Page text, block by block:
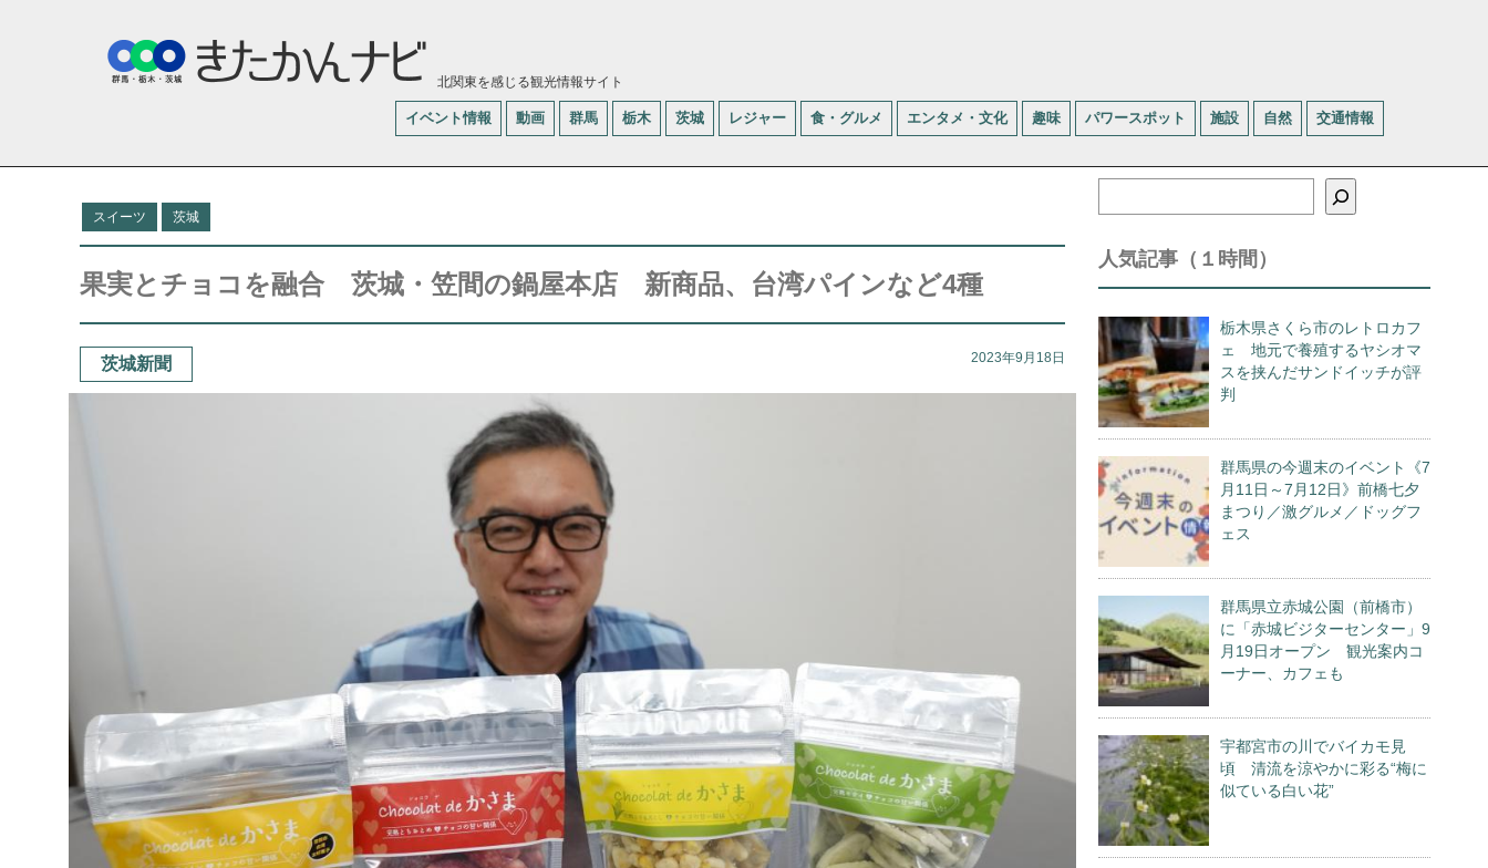
北関東を感じる観光情報サイト
イベント情報 動画 群馬 栃木 茨城 レジャー 食・グルメ エンタメ・文化 趣味 パワースポット 施設 自然 交通情報
スイーツ 茨城
果実とチョコを融合 茨城・笠間の鍋屋本店 新商品、台湾パインなど4種
茨城新聞 2023年9月18日
索
人気記事（１時間）
栃木県さくら市のレトロカフ
ェ 地元で養殖するヤシオマ
スを挟んだサンドイッチが評
判
群馬県の今週末のイベント《7
月11日～7月12日》前橋七夕
まつり／激グルメ／ドッグフ
ェス
群馬県立赤城公園（前橋市）
に「赤城ビジターセンター」9
月19日オープン 観光案内コ
ーナー、カフェも
宇都宮市の川でバイカモ見
頃 清流を涼やかに彩る“梅に
似ている白い花”